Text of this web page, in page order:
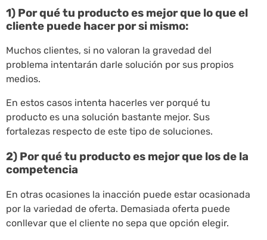
1) Por qué tu producto es mejor que lo que el
cliente puede hacer por si mismo:
Muchos clientes, si no valoran la gravedad del
problema intentarán darle solución por sus propios
medios.
En estos casos intenta hacerles ver porqué tu
producto es una solución bastante mejor. Sus
fortalezas respecto de este tipo de soluciones.
2) Por qué tu producto es mejor que los de la
competencia
En otras ocasiones la inacción puede estar ocasionada
por la variedad de oferta. Demasiada oferta puede
conllevar que el cliente no sepa que opción elegir.